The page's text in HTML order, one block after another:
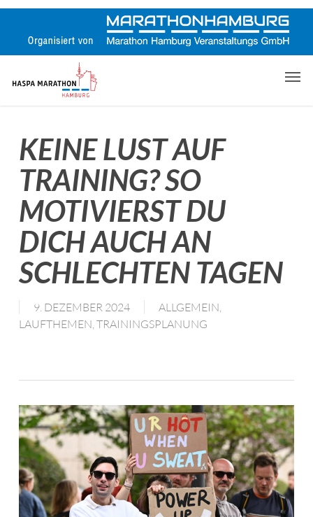
Skip
content
KEINE LUST AUF
TRAINING? SO
MOTIVIERST DU
DICH AUCH AN
SCHLECHTEN TAGEN
9. DEZEMBER 2024 ALLGEMEIN,
LAUFTHEMEN, TRAININGSPLANUNG